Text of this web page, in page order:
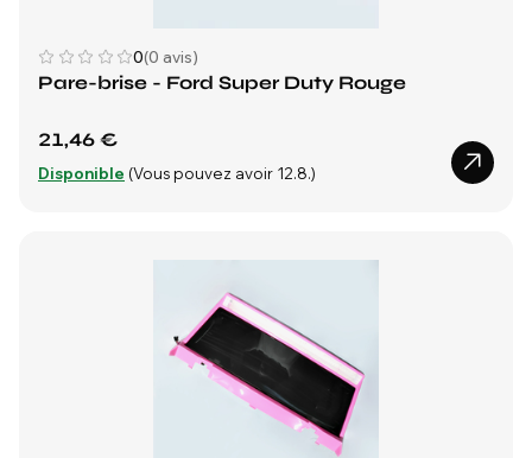
0(0 avis)
Pare-brise - Ford Super Duty Rouge
21,46 €
Disponible (Vous pouvez avoir 12.8.)